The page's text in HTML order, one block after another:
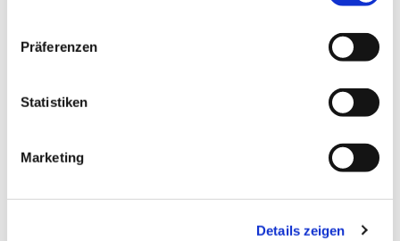
Präferenzen
Statistiken
Marketing
Details zeigen
Dies könnte Sie auch